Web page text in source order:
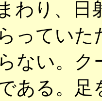
わり、日
っていた
ない。
ある。